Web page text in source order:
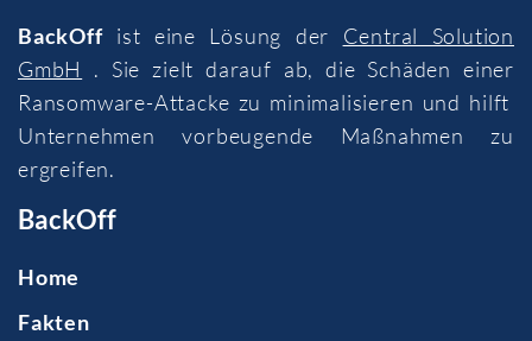
BackOffist eine Lösung der Central Solution
GmbH
. Sie zielt darauf ab, die Schäden einer
Ransomware-Attacke zu minimalisieren und hilft
Unternehmen vorbeugende Maßnahmen zu
ergreifen.
BackOff
Home
Fakten